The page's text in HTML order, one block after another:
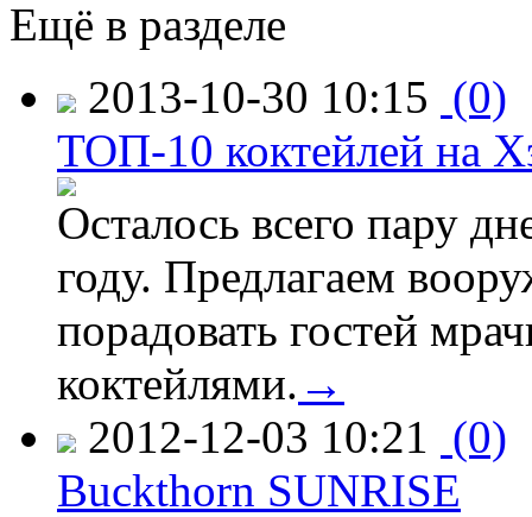
Ещё в разделе
2013-10-30 10:15 (0)
ТОП-10 коктейлей на
Осталось всего пару
году. Предлагаем
порадовать гостей
коктейлями. →
2012-12-03 10:21 (0)
Buckthorn SUNRISE